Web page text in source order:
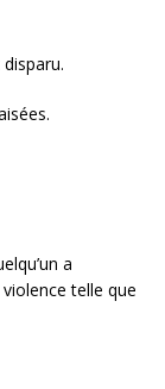
a
telle que